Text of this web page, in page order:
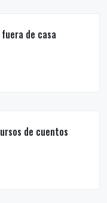
de casa
de cuentos